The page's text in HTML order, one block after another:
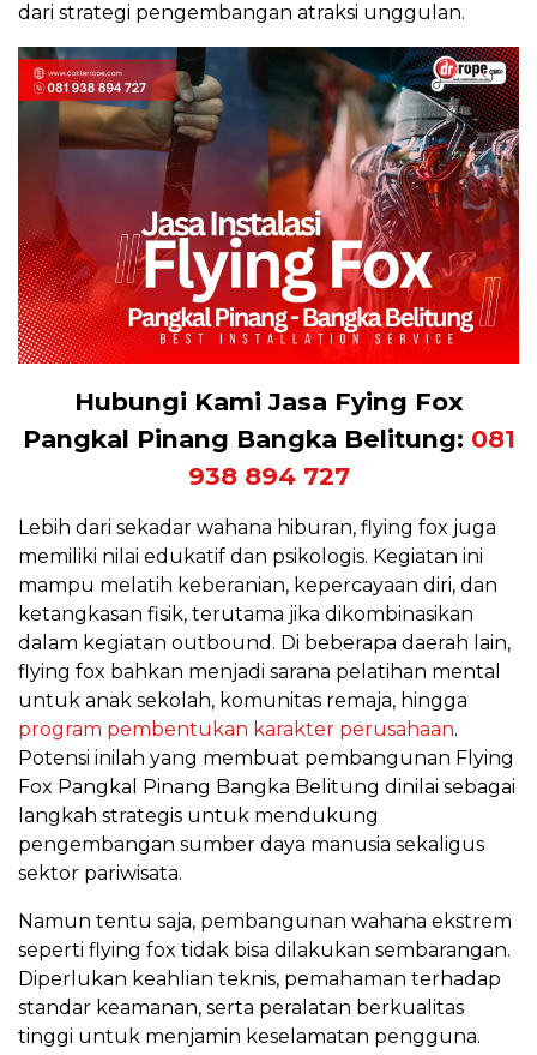
dari strategi pengembangan atraksi unggulan.
Hubungi Kami Jasa Fying Fox
Pangkal Pinang Bangka Belitung: 081
938 894 727
Lebih dari sekadar wahana hiburan, flying fox juga
memiliki nilai edukatif dan psikologis. Kegiatan ini
mampu melatih keberanian, kepercayaan diri, dan
ketangkasan fisik, terutama jika dikombinasikan
dalam kegiatan outbound. Di beberapa daerah lain,
flying fox bahkan menjadi sarana pelatihan mental
untuk anak sekolah, komunitas remaja, hingga
program pembentukan karakter perusahaan.
Potensi inilah yang membuat pembangunan Flying
Fox Pangkal Pinang Bangka Belitung dinilai sebagai
langkah strategis untuk mendukung
pengembangan sumber daya manusia sekaligus
sektor pariwisata.
Namun tentu saja, pembangunan wahana ekstrem
seperti flying fox tidak bisa dilakukan sembarangan.
Diperlukan keahlian teknis, pemahaman terhadap
standar keamanan, serta peralatan berkualitas
tinggi untuk menjamin keselamatan pengguna.